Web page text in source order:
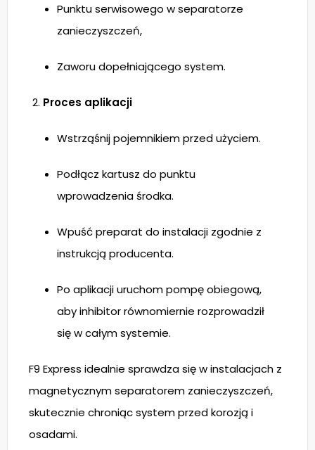
Punktu serwisowego w separatorze
zanieczyszczeń,
Zaworu dopełniającego system.
Proces aplikacji
Wstrząśnij pojemnikiem przed użyciem.
Podłącz kartusz do punktu
wprowadzenia środka.
Wpuść preparat do instalacji zgodnie z
instrukcją producenta.
Po aplikacji uruchom pompę obiegową,
aby inhibitor równomiernie rozprowadził
się w całym systemie.
F9 Express idealnie sprawdza się w instalacjach z
magnetycznym separatorem zanieczyszczeń,
skutecznie chroniąc system przed korozją i
osadami.